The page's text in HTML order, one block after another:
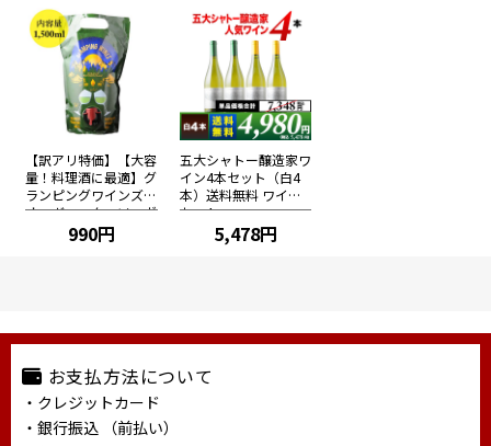
【訳アリ特価】【大容
量！料理酒に最適】グ
ランピングワインズ・
オーガニック・ソーヴ
ィニョンブラン NV ス
ペイン カスティーリ
990円
五大シャトー醸造家ワ
イン4本セット（白4
本）送料無料 ワイン
セット
5,478円
お支払方法について
・クレジットカード
・銀行振込 （前払い）